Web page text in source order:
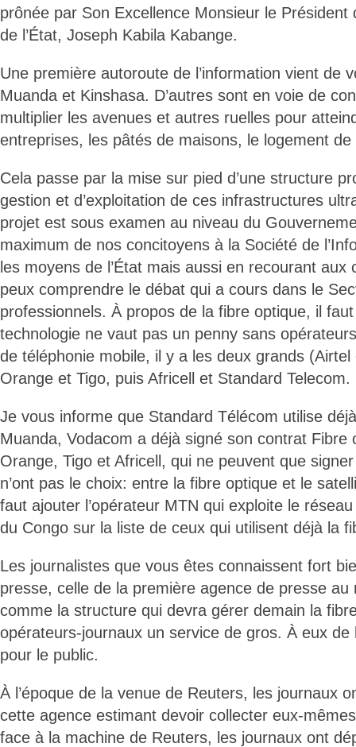
prônée par Son Excellence Monsieur le Président
de l’État, Joseph Kabila Kabange.
Une première autoroute de l’information vient de
Muanda et Kinshasa. D’autres sont en voie de
multiplier les avenues et autres ruelles pour
entreprises, les pâtés de maisons, le logement
Cela passe par la mise sur pied d’une structure
gestion et d’exploitation de ces infrastructures
projet est sous examen au niveau du
maximum de nos concitoyens à la Société de
les moyens de l’État mais aussi en recourant aux
peux comprendre le débat qui a cours dans le
professionnels. À propos de la fibre optique, il
technologie ne vaut pas un penny sans
de téléphonie mobile, il y a les deux grands
Orange et Tigo, puis Africell et Standard Telecom.
Je vous informe que Standard Télécom utilise
Muanda, Vodacom a déjà signé son contrat Fibre
Orange, Tigo et Africell, qui ne peuvent que
n’ont pas le choix: entre la fibre optique et le
faut ajouter l’opérateur MTN qui exploite le
du Congo sur la liste de ceux qui utilisent déjà la
Les journalistes que vous êtes connaissent fort
presse, celle de la première agence de presse
comme la structure qui devra gérer demain la
opérateurs-journaux un service de gros. À eux de
pour le public.
À l’époque de la venue de Reuters, les journaux
cette agence estimant devoir collecter eux-
face à la machine de Reuters, les journaux ont